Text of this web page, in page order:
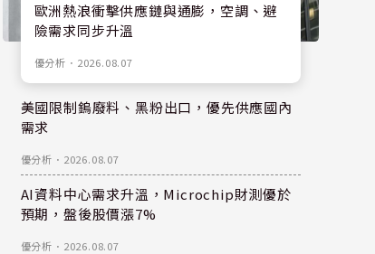
歐洲熱浪衝擊供應鏈與通膨，空調、避
險需求同步升溫
優分析 ． 2026.08.07
美國限制鎢廢料、黑粉出口，優先供應國內
需求
優分析 ． 2026.08.07
AI資料中心需求升溫，Microchip財測優於
預期，盤後股價漲7%
優分析 ． 2026.08.07